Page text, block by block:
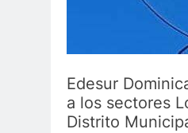
Edesur
a los sectores
Distrito